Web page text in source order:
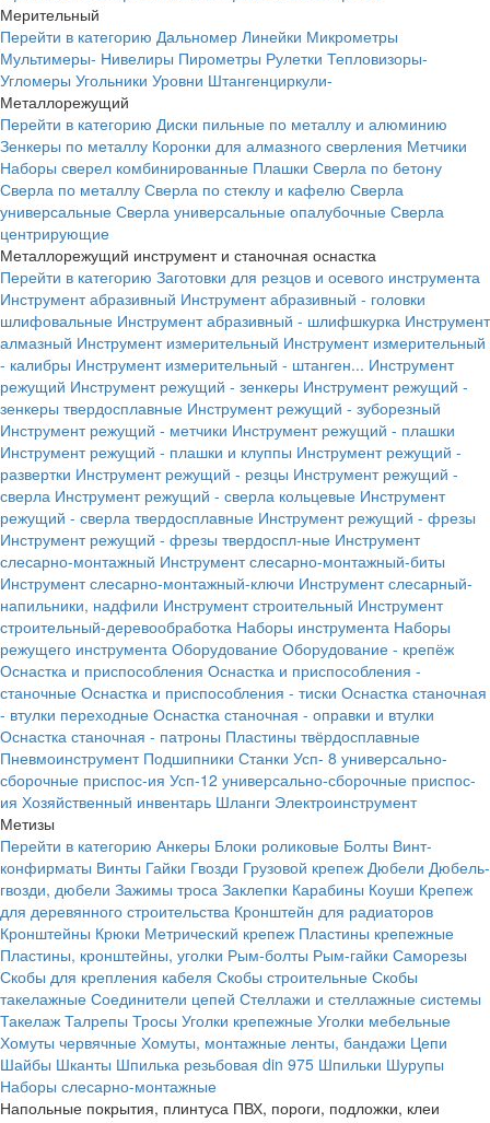
Мерительный
Перейти в категорию Дальномер Линейки Микрометры
Мультимеры- Нивелиры Пирометры Рулетки Тепловизоры-
Угломеры Угольники Уровни Штангенциркули-
Металлорежущий
Перейти в категорию Диски пильные по металлу и алюминию
Зенкеры по металлу Коронки для алмазного сверления Метчики
Наборы сверел комбинированные Плашки Сверла по бетону
Сверла по металлу Сверла по стеклу и кафелю Сверла
универсальные Сверла универсальные опалубочные Сверла
центрирующие
Металлорежущий инструмент и станочная оснастка
Перейти в категорию Заготовки для резцов и осевого инструмента
Инструмент абразивный Инструмент абразивный - головки
шлифовальные Инструмент абразивный - шлифшкурка Инструмент
алмазный Инструмент измерительный Инструмент измерительный
- калибры Инструмент измерительный - штанген... Инструмент
режущий Инструмент режущий - зенкеры Инструмент режущий -
зенкеры твердосплавные Инструмент режущий - зуборезный
Инструмент режущий - метчики Инструмент режущий - плашки
Инструмент режущий - плашки и клуппы Инструмент режущий -
развертки Инструмент режущий - резцы Инструмент режущий -
сверла Инструмент режущий - сверла кольцевые Инструмент
режущий - сверла твердосплавные Инструмент режущий - фрезы
Инструмент режущий - фрезы твердоспл-ные Инструмент
слесарно-монтажный Инструмент слесарно-монтажный-биты
Инструмент слесарно-монтажный-ключи Инструмент слесарный-
напильники, надфили Инструмент строительный Инструмент
строительный-деревообработка Наборы инструмента Наборы
режущего инструмента Оборудование Оборудование - крепёж
Оснастка и приспособления Оснастка и приспособления -
станочные Оснастка и приспособления - тиски Оснастка станочная
- втулки переходные Оснастка станочная - оправки и втулки
Оснастка станочная - патроны Пластины твёрдосплавные
Пневмоинструмент Подшипники Станки Усп- 8 универсально-
сборочные приспос-ия Усп-12 универсально-сборочные приспос-
ия Хозяйственный инвентарь Шланги Электроинструмент
Метизы
Перейти в категорию Анкеры Блоки роликовые Болты Винт-
конфирматы Винты Гайки Гвозди Грузовой крепеж Дюбели Дюбель-
гвозди, дюбели Зажимы троса Заклепки Карабины Коуши Крепеж
для деревянного строительства Кронштейн для радиаторов
Кронштейны Крюки Метрический крепеж Пластины крепежные
Пластины, кронштейны, уголки Рым-болты Рым-гайки Саморезы
Скобы для крепления кабеля Скобы строительные Скобы
такелажные Соединители цепей Стеллажи и стеллажные системы
Такелаж Талрепы Тросы Уголки крепежные Уголки мебельные
Хомуты червячные Хомуты, монтажные ленты, бандажи Цепи
Шайбы Шканты Шпилька резьбовая din 975 Шпильки Шурупы
Наборы слесарно-монтажные
Напольные покрытия, плинтуса ПВХ, пороги, подложки, клеи